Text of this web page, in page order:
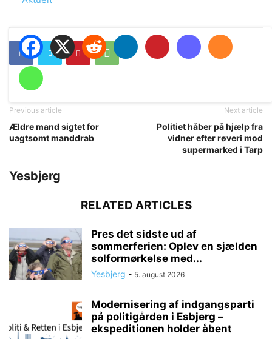
Previous article
Ældre mand sigtet for
uagtsomt manddrab
Next article
Politiet håber på hjælp fra
vidner efter røveri mod
supermarked i Tarp
Yesbjerg
RELATED ARTICLES
Pres det sidste ud af
sommerferien: Oplev en sjælden
solformørkelse med...
Yesbjerg - 5. august 2026
Modernisering af indgangsparti
på politigården i Esbjerg –
ekspeditionen holder åbent